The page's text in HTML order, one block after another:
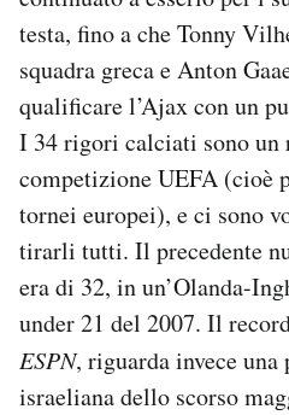
testa, fino a che Tonny
squadra greca e Anton
qualificare l’Ajax con un
I 34 rigori calciati sono un
competizione UEFA (cioè
tornei europei), e ci sono
tirarli tutti. Il precedente
era di 32, in un’Olanda-
under 21 del 2007. Il
ESPN, riguarda invece
israeliana dello scorso